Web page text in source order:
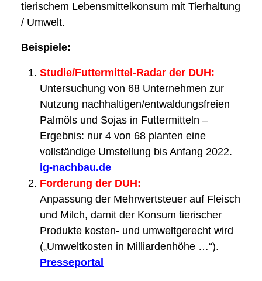
tierischem Lebensmittelkonsum mit Tierhaltung
/ Umwelt.
Beispiele:
Studie/Futtermittel-Radar der DUH:
Untersuchung von 68 Unternehmen zur
Nutzung nachhaltigen/entwaldungsfreien
Palmöls und Sojas in Futtermitteln –
Ergebnis: nur 4 von 68 planten eine
vollständige Umstellung bis Anfang 2022.
ig-nachbau.de
Forderung der DUH:
Anpassung der Mehrwertsteuer auf Fleisch
und Milch, damit der Konsum tierischer
Produkte kosten- und umweltgerecht wird
(„Umweltkosten in Milliardenhöhe …“).
Presseportal